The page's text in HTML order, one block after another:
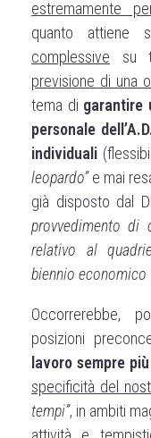
estremamente
quanto attiene
complessive su
previsione di una
tema di garantire
personale
individuali
leopardo”e mai
già disposto dal
provvedimento di
relativo al
biennio economico
Occorrerebbe,
posizioni
lavoro sempre
specificità del
tempi”, in ambiti